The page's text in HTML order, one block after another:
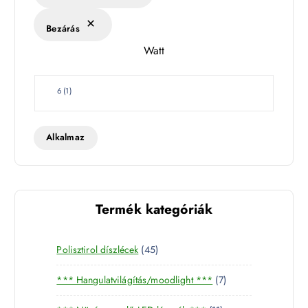
k
Bezárás
Watt
W
t
6 (1)
Alkalmaz
Termék kategóriák
Polisztirol díszlécek 454
5
t
e
*** Hangulatvilágítás/moodlight *** 77
t